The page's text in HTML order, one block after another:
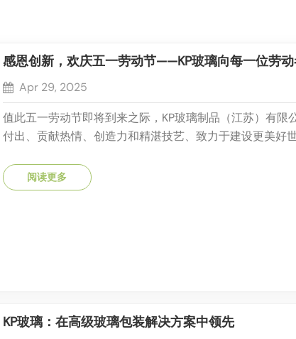
感恩创新，欢庆五一劳动节——KP玻璃向每一位劳
Apr 29, 2025
值此五一劳动节即将到来之际，KP玻璃制品（江苏）有限
付出、贡献热情、创造力和精湛技艺、致力于建设更美好
劳动的节日。对KP玻璃而言，这个节日意义非凡。我们的
包装卓越品质的承诺。自2013年成立深加工分...
阅读更多
KP玻璃：在高级玻璃包装解决方案中领先